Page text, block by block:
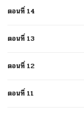
ตอนที่ 14
ตอนที่ 13
ตอนที่ 12
ตอนที่ 11